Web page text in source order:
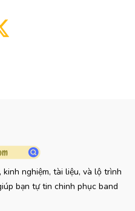
kinh nghiệm, tài liệu, và lộ trình
bạn tự tin chinh phục band